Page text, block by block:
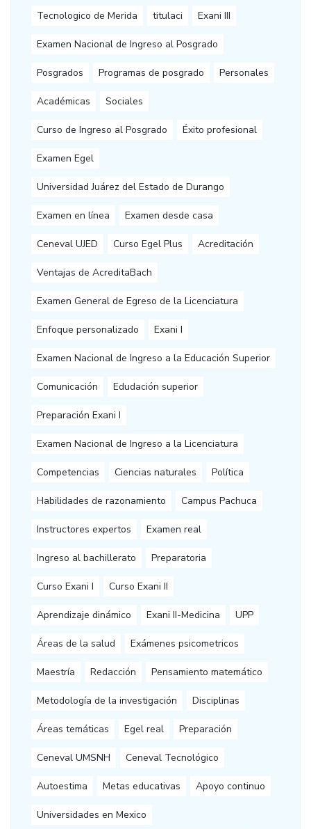
Tecnologico de Merida titulaci Exani III
Examen Nacional de Ingreso al Posgrado
Posgrados Programas de posgrado Personales
Académicas Sociales
Curso de Ingreso al Posgrado Éxito profesional
Examen Egel
Universidad Juárez del Estado de Durango
Examen en línea Examen desde casa
Ceneval UJED Curso Egel Plus Acreditación
Ventajas de AcreditaBach
Examen General de Egreso de la Licenciatura
Enfoque personalizado Exani I
Examen Nacional de Ingreso a la Educación Superior
Comunicación Edudación superior
Preparación Exani I
Examen Nacional de Ingreso a la Licenciatura
Competencias Ciencias naturales Política
Habilidades de razonamiento Campus Pachuca
Instructores expertos Examen real
Ingreso al bachillerato Preparatoria
Curso Exani I Curso Exani II
Aprendizaje dinámico Exani II-Medicina UPP
Áreas de la salud Exámenes psicometricos
Maestría Redacción Pensamiento matemático
Metodología de la investigación Disciplinas
Áreas temáticas Egel real Preparación
Ceneval UMSNH Ceneval Tecnológico
Autoestima Metas educativas Apoyo continuo
Universidades en Mexico